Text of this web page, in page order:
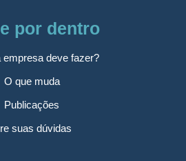
por dentro
empresa deve fazer?
O que muda
Publicações
suas dúvidas